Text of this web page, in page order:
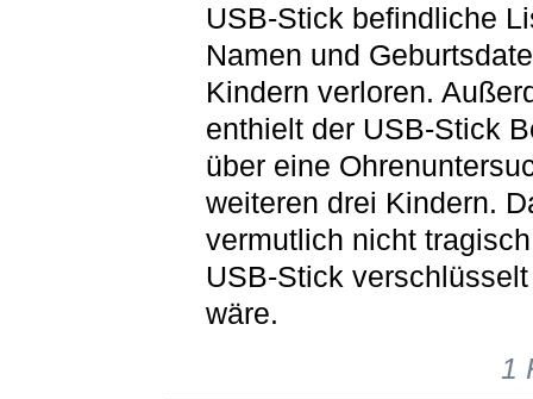
USB-Stick befindliche
Namen und
Kindern verloren.
enthielt der USB-Stick
über eine
weiteren drei Kindern.
vermutlich nicht
USB-Stick
wäre.
1